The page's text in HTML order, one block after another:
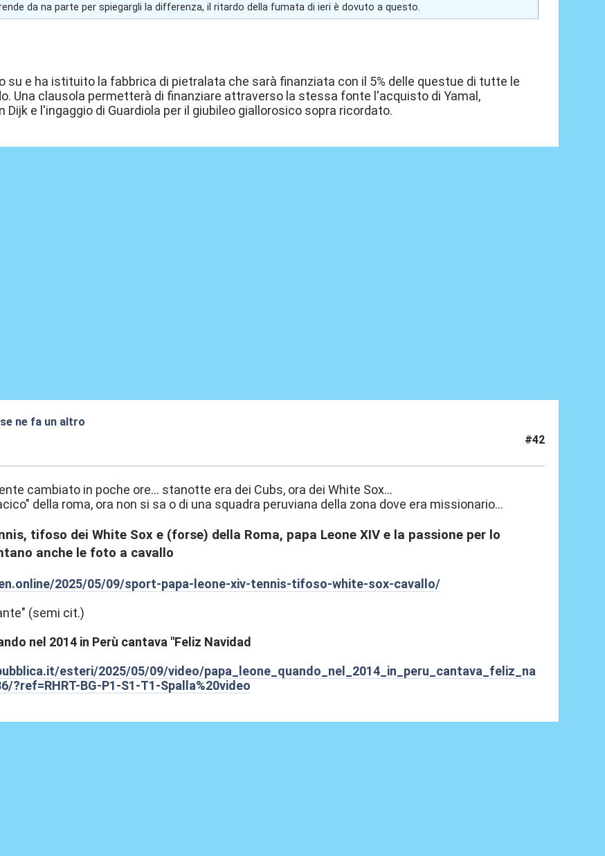
da na parte per spiegargli la differenza, il ritardo della fumata di ieri è dovuto a questo.
su e ha istituito la fabbrica di pietralata che sarà finanziata con il 5% delle questue di tutte le
Una clausola permetterà di finanziare attraverso la stessa fonte l'acquisto di Yamal,
Dijk e l'ingaggio di Guardiola per il giubileo giallorosico sopra ricordato.
ne fa un altro
#42
cambiato in poche ore... stanotte era dei Cubs, ora dei White Sox...
della roma, ora non si sa o di una squadra peruviana della zona dove era missionario...
tifoso dei White Sox e (forse) della Roma, papa Leone XIV e la passione per lo
anche le foto a cavallo
2025/05/09/sport-papa-leone-xiv-tennis-tifoso-white-sox-cavallo/
(semi cit.)
nel 2014 in Perù cantava "Feliz Navidad
esteri/2025/05/09/video/papa_leone_quando_nel_2014_in_peru_cantava_feliz_na
?ref=RHRT-BG-P1-S1-T1-Spalla%20video